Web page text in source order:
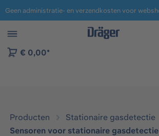
naar navigatie B2B-platform
€ 0,00*
Producten
Stationaire gasdetectie
Sensoren voor stationaire gasdetectie